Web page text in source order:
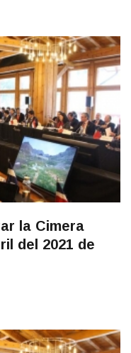
la Cimera
del 2021 de